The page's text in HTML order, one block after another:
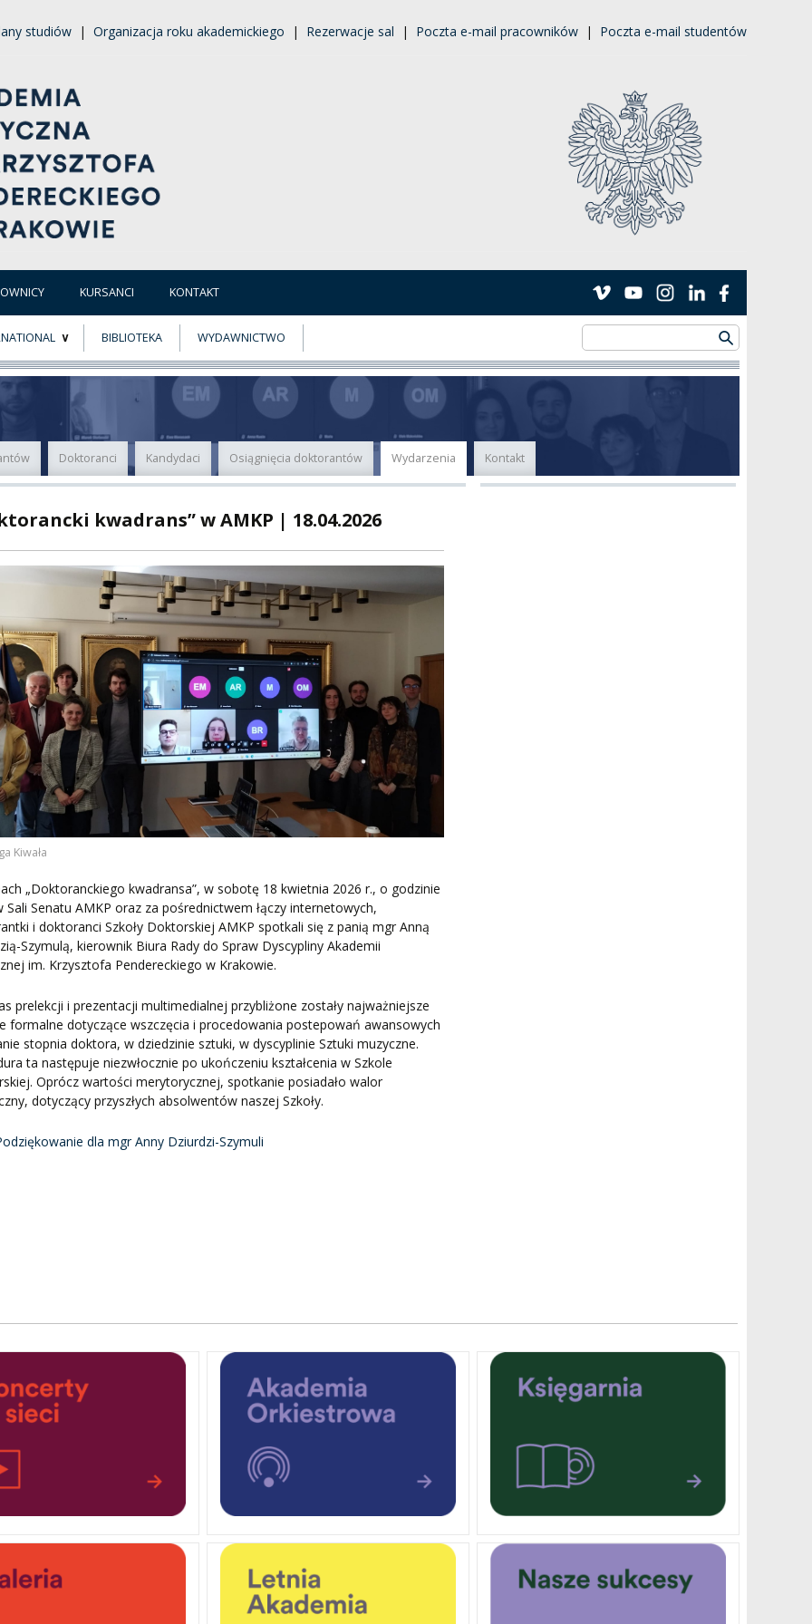
studiów | Organizacja roku akademickiego | Rezerwacje sal | Poczta e-mail pracowników | Poczta e-mail studentów
KURSANCI KONTAKT
BIBLIOTEKA WYDAWNICTWO
Doktoranci Kandydaci Osiągnięcia doktorantów Wydarzenia Kontakt
kwadrans” w AMKP | 18.04.2026
Kiwała
„Doktoranckiego kwadransa”, w sobotę 18 kwietnia 2026 r., o godzinie
Sali Senatu AMKP oraz za pośrednictwem łączy internetowych,
i doktoranci Szkoły Doktorskiej AMKP spotkali się z panią mgr Anną
Szymulą, kierownik Biura Rady do Spraw Dyscypliny Akademii
im. Krzysztofa Pendereckiego w Krakowie.
prelekcji i prezentacji multimedialnej przybliżone zostały najważniejsze
formalne dotyczące wszczęcia i procedowania postepowań awansowych
stopnia doktora, w dziedzinie sztuki, w dyscyplinie Sztuki muzyczne.
ta następuje niezwłocznie po ukończeniu kształcenia w Szkole
Oprócz wartości merytorycznej, spotkanie posiadało walor
dotyczący przyszłych absolwentów naszej Szkoły.
dla mgr Anny Dziurdzi-Szymuli